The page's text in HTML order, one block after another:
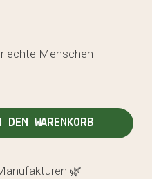
echte Menschen
DEN WARENKORB
🌿